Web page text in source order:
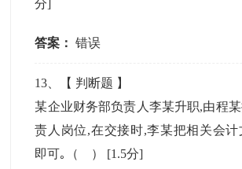
分]
答案： 错误
13 、【 判断题 】
某企业财务部负责人李某升职,由程
责人岗位,在交接时,李某把相关会
即可｡（ ） [1.5分]